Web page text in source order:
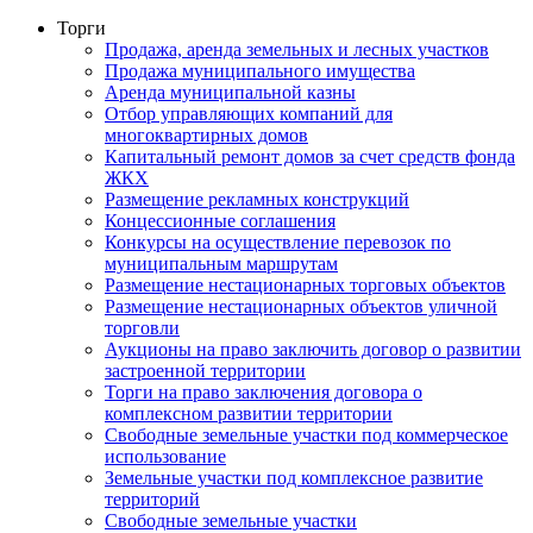
Торги
Продажа, аренда земельных и лесных участков
Продажа муниципального имущества
Аренда муниципальной казны
Отбор управляющих компаний для
многоквартирных домов
Капитальный ремонт домов за счет средств фонда
ЖКХ
Размещение рекламных конструкций
Концессионные соглашения
Конкурсы на осуществление перевозок по
муниципальным маршрутам
Размещение нестационарных торговых объектов
Размещение нестационарных объектов уличной
торговли
Аукционы на право заключить договор о развитии
застроенной территории
Торги на право заключения договора о
комплексном развитии территории
Свободные земельные участки под коммерческое
использование
Земельные участки под комплексное развитие
территорий
Свободные земельные участки